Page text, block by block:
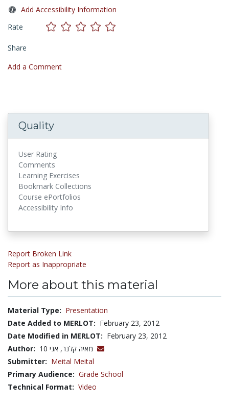
Add Accessibility Information
Rate
Share
Add a Comment
Quality
User Rating
Comments
Learning Exercises
Bookmark Collections
Course ePortfolios
Accessibility Info
Report Broken Link
Report as Inappropriate
More about this material
Material Type: Presentation
Date Added to MERLOT: February 23, 2012
Date Modified in MERLOT: February 23, 2012
Author:
Submitter: Meital Meital
Primary Audience: Grade School
Technical Format: Video